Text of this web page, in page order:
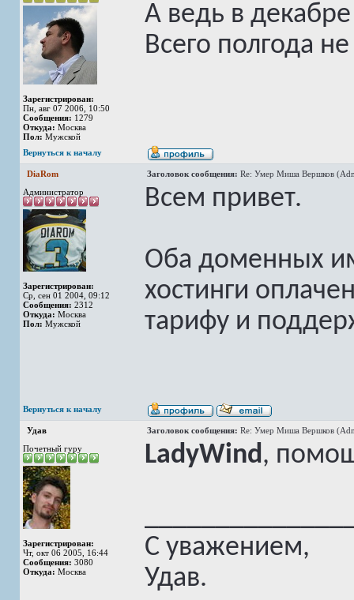
Зарегистрирован:
Пн, авг 07 2006, 10:50
Сообщения: 1279
Откуда: Москва
Пол: Мужской
А ведь в
Всего полгода
Вернуться к началу
DiaRom Заголовок сообщения: Re: Умер Миша Вершков
Администратор
Зарегистрирован:
Ср, сен 01 2004, 09:12
Сообщения: 2312
Откуда: Москва
Пол: Мужской
Всем привет.
Оба доменных
хостинги
тарифу и
Вернуться к началу
Удав Заголовок сообщения: Re: Умер Миша Вершков
Почетный гуру
Зарегистрирован:
Чт, окт 06 2005, 16:44
Сообщения: 3080
Откуда: Москва
LadyWind,
С уважением,
Удав.